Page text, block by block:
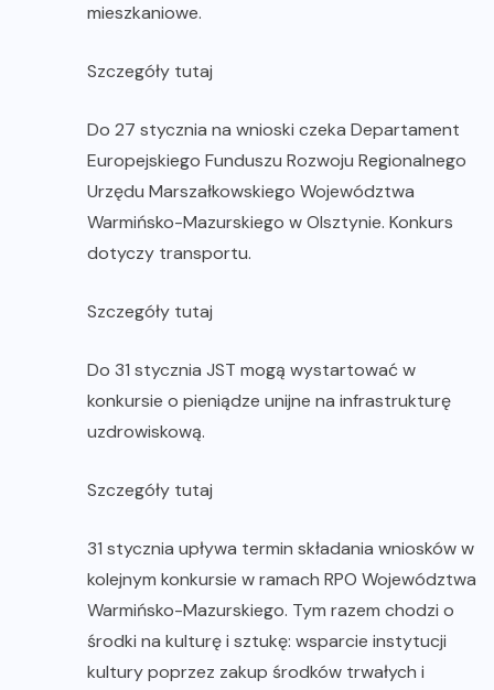
mieszkaniowe.
Szczegóły tutaj
Do 27 stycznia na wnioski czeka Departament
Europejskiego Funduszu Rozwoju Regionalnego
Urzędu Marszałkowskiego Województwa
Warmińsko-Mazurskiego w Olsztynie. Konkurs
dotyczy transportu.
Szczegóły tutaj
Do 31 stycznia JST mogą wystartować w
konkursie o pieniądze unijne na infrastrukturę
uzdrowiskową.
Szczegóły tutaj
31 stycznia upływa termin składania wniosków w
kolejnym konkursie w ramach RPO Województwa
Warmińsko-Mazurskiego. Tym razem chodzi o
środki na kulturę i sztukę: wsparcie instytucji
kultury poprzez zakup środków trwałych i